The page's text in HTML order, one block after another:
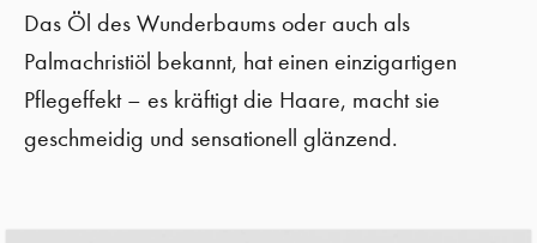
Das Öl des Wunderbaums oder auch als
Palmachristiöl bekannt, hat einen einzigartigen
Pflegeffekt – es kräftigt die Haare, macht sie
geschmeidig und sensationell glänzend.